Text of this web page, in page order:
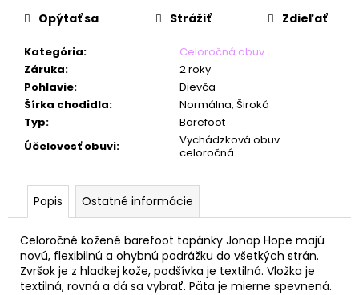
Kategória:
Celoročná obuv
Záruka:
2 roky
Pohlavie:
Dievča
Šírka chodidla:
Normálna, Široká
Typ:
Barefoot
Účelovosť obuvi:
Vychádzková obuv
celoročná
Opýtať sa Strážiť Zdieľať
Popis Ostatné informácie
Celoročné kožené barefoot topánky Jonap Hope majú
novú, flexibilnú a ohybnú podrážku do všetkých strán.
Zvršok je z hladkej kože, podšívka je textilná. Vložka je
textilná, rovná a dá sa vybrať. Päta je mierne spevnená.
m
e